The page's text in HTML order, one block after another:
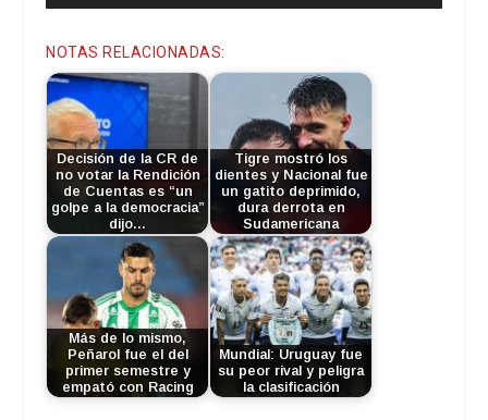
NOTAS RELACIONADAS:
Decisión de la CR de
no votar la Rendición
de Cuentas es “un
golpe a la democracia”
dijo…
Tigre mostró los
dientes y Nacional fue
un gatito deprimido,
dura derrota en
Sudamericana
Más de lo mismo,
Peñarol fue el del
primer semestre y
empató con Racing
Mundial: Uruguay fue
su peor rival y peligra
la clasificación